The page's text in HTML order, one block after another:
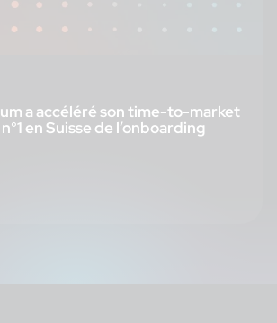
a accéléré son time-to-market
en Suisse de l’onboarding